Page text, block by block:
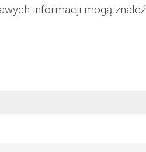
informacji mogą